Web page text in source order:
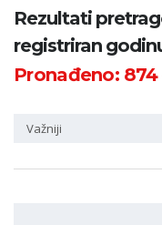
Kategorija
Županija
Rezultati
registriran
Pronađeno: 874
Važniji